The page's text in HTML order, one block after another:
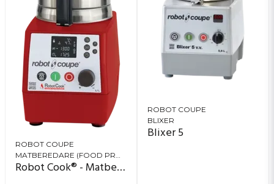
ROBOT COUPE
MATBEREDARE (FOOD PROCESSOR)
Robot Cook® - Matberedare/kombimaskin
ROBOT COUPE
BLIXER
Blixer 5